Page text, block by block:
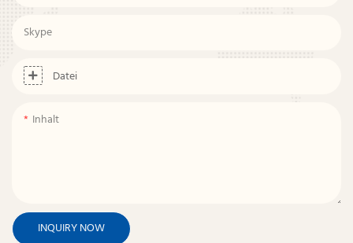
Skype
Datei
Inhalt
INQUIRY NOW